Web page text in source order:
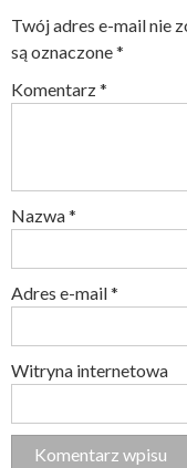
Twój adres e-mail nie
są oznaczone*
Komentarz*
Nazwa*
Adres e-mail*
Witryna internetowa